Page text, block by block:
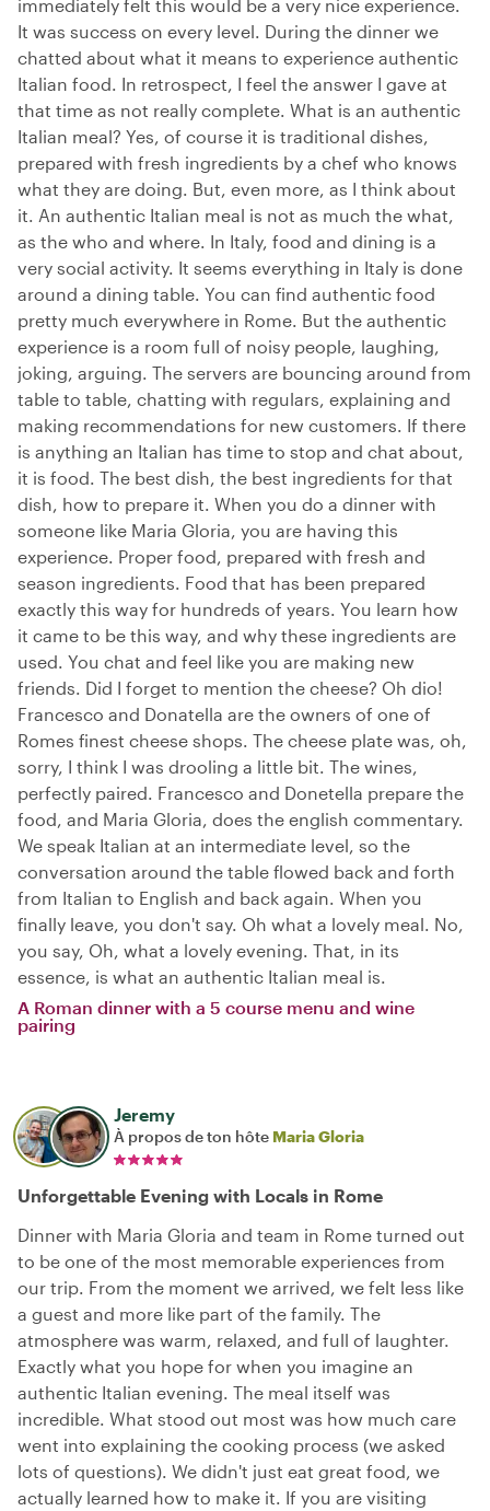
immediately felt this would be a very nice experience.
It was success on every level. During the dinner we
chatted about what it means to experience authentic
Italian food. In retrospect, I feel the answer I gave at
that time as not really complete. What is an authentic
Italian meal? Yes, of course it is traditional dishes,
prepared with fresh ingredients by a chef who knows
what they are doing. But, even more, as I think about
it. An authentic Italian meal is not as much the what,
as the who and where. In Italy, food and dining is a
very social activity. It seems everything in Italy is done
around a dining table. You can find authentic food
pretty much everywhere in Rome. But the authentic
experience is a room full of noisy people, laughing,
joking, arguing. The servers are bouncing around from
table to table, chatting with regulars, explaining and
making recommendations for new customers. If there
is anything an Italian has time to stop and chat about,
it is food. The best dish, the best ingredients for that
dish, how to prepare it. When you do a dinner with
someone like Maria Gloria, you are having this
experience. Proper food, prepared with fresh and
season ingredients. Food that has been prepared
exactly this way for hundreds of years. You learn how
it came to be this way, and why these ingredients are
used. You chat and feel like you are making new
friends. Did I forget to mention the cheese? Oh dio!
Francesco and Donatella are the owners of one of
Romes finest cheese shops. The cheese plate was, oh,
sorry, I think I was drooling a little bit. The wines,
perfectly paired. Francesco and Donetella prepare the
food, and Maria Gloria, does the english commentary.
We speak Italian at an intermediate level, so the
conversation around the table flowed back and forth
from Italian to English and back again. When you
finally leave, you don't say. Oh what a lovely meal. No,
you say, Oh, what a lovely evening. That, in its
essence, is what an authentic Italian meal is.
A Roman dinner with a 5 course menu and wine
pairing
Jeremy
À propos de ton hôte Maria Gloria
Unforgettable Evening with Locals in Rome
Dinner with Maria Gloria and team in Rome turned out
to be one of the most memorable experiences from
our trip. From the moment we arrived, we felt less like
a guest and more like part of the family. The
atmosphere was warm, relaxed, and full of laughter.
Exactly what you hope for when you imagine an
authentic Italian evening. The meal itself was
incredible. What stood out most was how much care
went into explaining the cooking process (we asked
lots of questions). We didn't just eat great food, we
actually learned how to make it. If you are visiting